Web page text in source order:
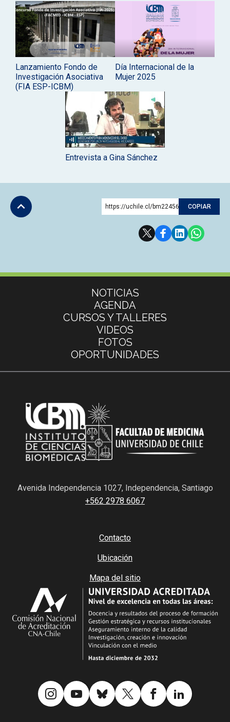
Lanzamiento Fondo de
Investigación Asociativa
(FIA ESP-ICBM)
Día Internacional de la
Mujer 2025
Entrevista a Gina Sánchez
https://uchile.cl/bm224566 COPIAR
NOTICIAS
AGENDA
CURSOS Y TALLERES
VIDEOS
FOTOS
OPORTUNIDADES
Avenida Independencia 1027, Independencia, Santiago
+562 2978 6067
Contacto
Ubicación
Mapa del sitio